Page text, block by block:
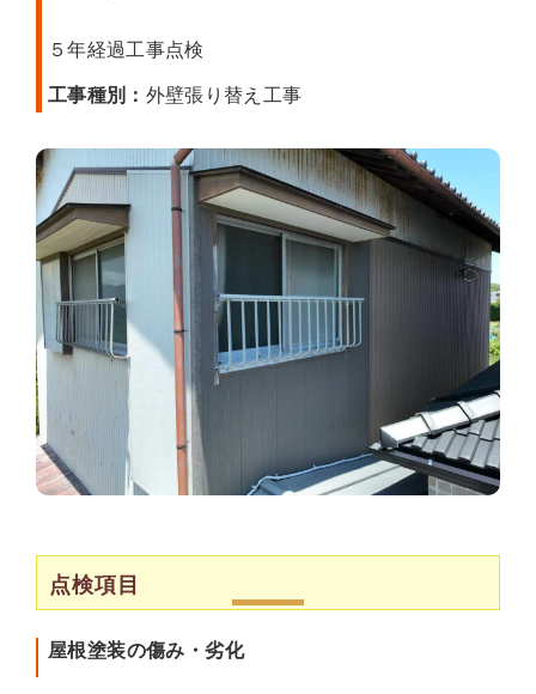
５年経過工事点検
工事種別： 外壁張り替え工事
点検項目
屋根塗装の傷み・劣化